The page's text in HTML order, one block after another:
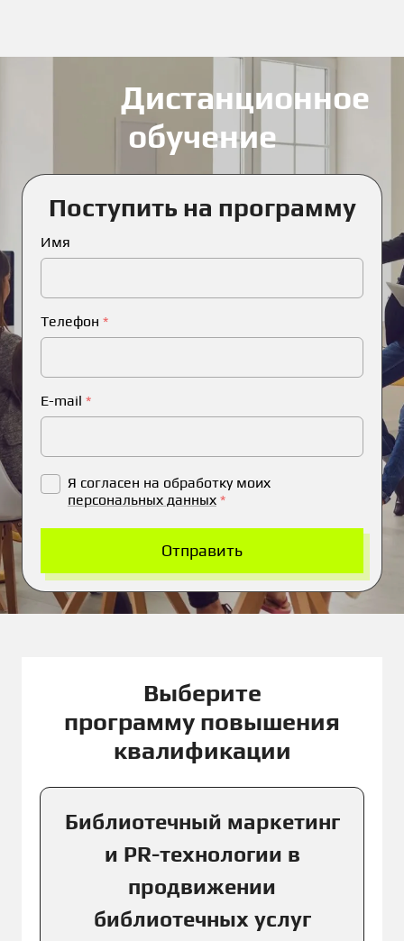
Дистанционное
обучение
Поступить на программу
Имя
Телефон *
E-mail *
Я согласен на обработку моих
персональных данных *
Отправить
Выберите
программу повышения
квалификации
Библиотечный маркетинг
и PR-технологии в
продвижении
библиотечных услуг